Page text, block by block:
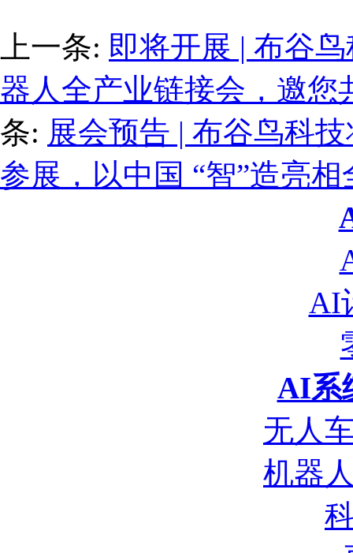
上一条: 即将开展 | 布谷
器人全产业链接会，邀您
条: 展会预告 | 布谷鸟科
参展，以中国 “智”造亮
AI
AI系
无人
机器